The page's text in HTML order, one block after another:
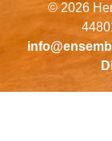
© 2026